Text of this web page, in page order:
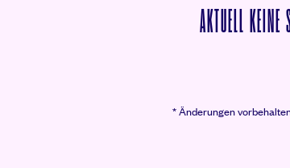
AKTUELL
* Änderungen